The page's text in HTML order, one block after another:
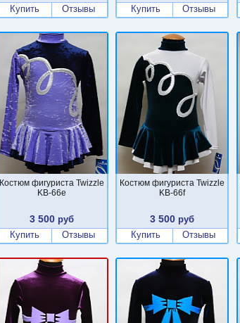
Купить
Отзывы
Купить
Отзывы
Костюм фигуриста Twizzle
KB-66e
3 500руб
Купить
Отзывы
Костюм фигуриста Twizzle
KB-66f
3 500 руб
Купить
Отзывы